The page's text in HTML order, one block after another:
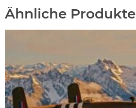
Ähnliche Produkte